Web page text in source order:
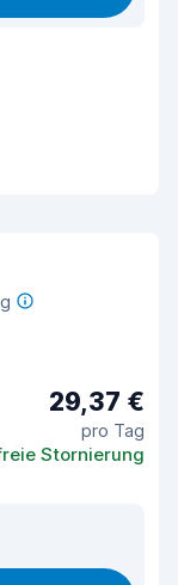
29,37 €
pro Tag
Stornierung